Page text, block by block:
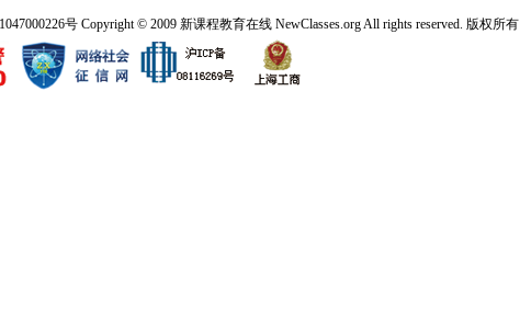
号 Copyright © 2009 新课程教育在线 NewClasses.org All rights reserved. 版权所有